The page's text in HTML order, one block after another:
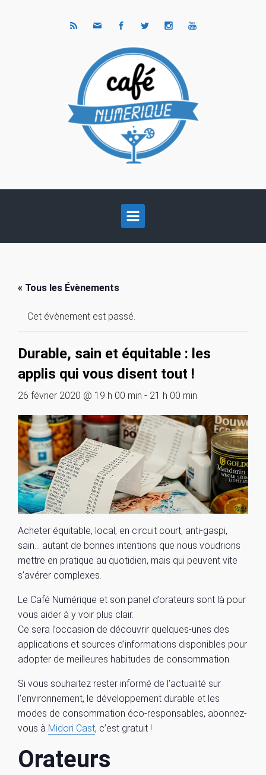
« Tous les Évènements
Cet évènement est passé.
Durable, sain et équitable : les
applis qui vous disent tout !
26 février 2020 @ 19 h 00 min - 21 h 00 min
Acheter équitable, local, en circuit court, anti-gaspi,
sain… autant de bonnes intentions que nous voudrions
mettre en pratique au quotidien, mais qui peuvent vite
s’avérer complexes.
Le Café Numérique et son panel d’orateurs sont là pour
vous aider à y voir plus clair.
Ce sera l’occasion de découvrir quelques-unes des
applications et sources d’informations disponibles pour
adopter de meilleures habitudes de consommation.
Si vous souhaitez rester informé de l’actualité sur
l’environnement, le développement durable et les
modes de consommation éco-responsables, abonnez-
vous à Midori Cast, c’est gratuit !
Orateurs